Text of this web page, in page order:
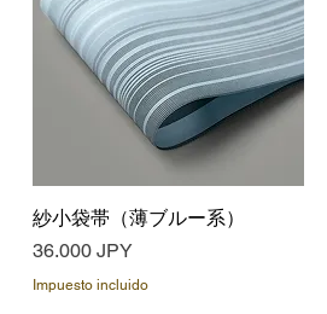
Vista rápida
紗小袋帯（薄ブルー系）
Precio
36.000 JPY
Impuesto incluido